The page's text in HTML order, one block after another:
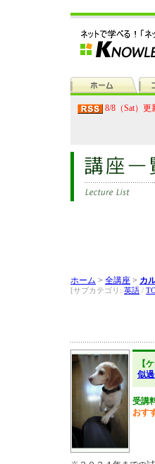
8/8（Sat）更
ホーム > 全講座 > カ
[サブカテゴリ: 英語 /
【
似
受講
おす